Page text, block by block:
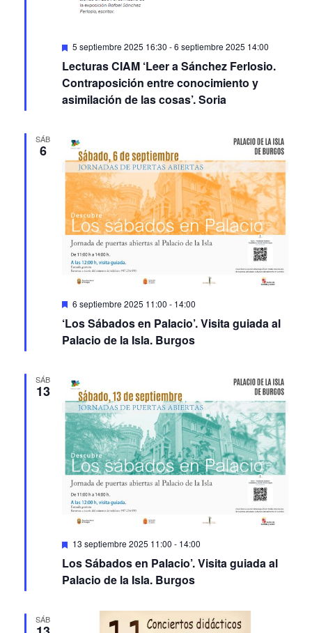
Featured
5 septiembre 2025 16:30 -6 septiembre 2025 14:00
Lecturas CIAM ‘Leer a Sánchez Ferlosio.
Contraposición entre conocimiento y
asimilación de las cosas’. Soria
SÁB
6
Featured
6 septiembre 2025 11:00 - 14:00
‘Los Sábados en Palacio’. Visita guiada al
Palacio de la Isla. Burgos
SÁB
13
Featured
13 septiembre 2025 11:00 - 14:00
Los Sábados en Palacio’. Visita guiada al
Palacio de la Isla. Burgos
SÁB